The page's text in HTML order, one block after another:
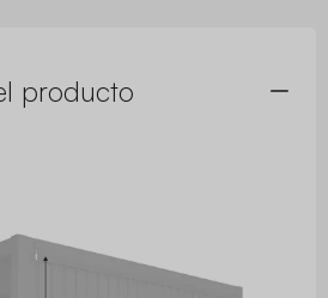
producto